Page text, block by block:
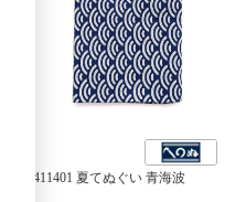
6411401 夏てぬぐい 青海波